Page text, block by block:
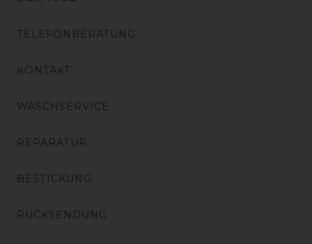
TELEFONBERATUNG
KONTAKT
WASCHSERVICE
REPARATUR
BESTICKUNG
RÜCKSENDUNG